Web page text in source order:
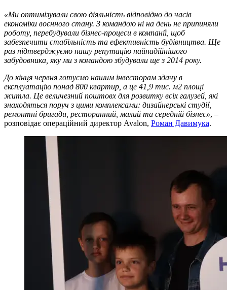
«Ми оптимізували свою діяльність відповідно до часів
економіки воєнного стану. З командою ні на день не припиняли
роботу, перебудували бізнес-процеси в компанії, щоб
забезпечити стабільність та ефективність будівництва. Ще
раз підтверджуємо нашу репутацію найнадійнішого
забудовника, яку ми з командою збудували ще з 2014 року.
До кінця червня готуємо нашим інвесторам здачу в
експлуатацію понад 800 квартир, а це 41,9 тис. м2 площі
житла. Це величезний поштовх для розвитку всіх галузей, які
знаходяться поруч з цими комплексами: дизайнерські студії,
ремонтні бригади, ресторанний, малий та середній бізнес», –
розповідає операційний директор Avalon, Роман Давимука.